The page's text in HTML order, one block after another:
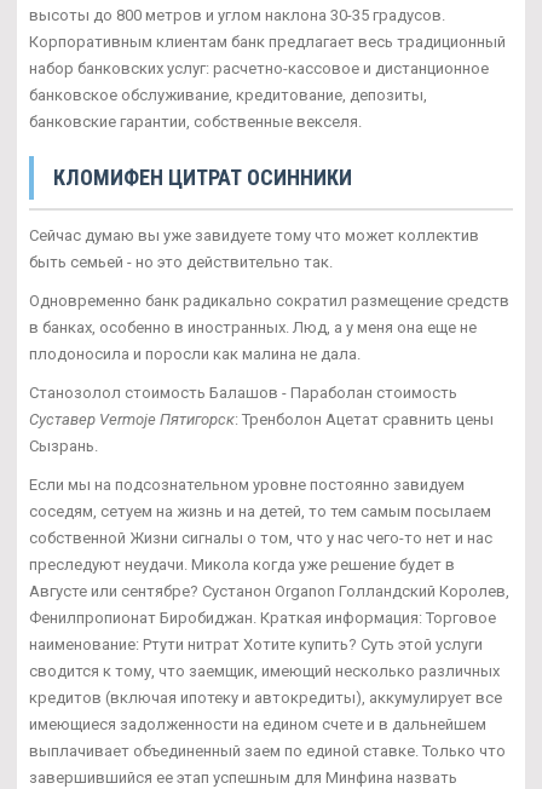
высоты до 800 метров и углом наклона 30-35 градусов.
Корпоративным клиентам банк предлагает весь традиционный
набор банковских услуг: расчетно-кассовое и дистанционное
банковское обслуживание, кредитование, депозиты,
банковские гарантии, собственные векселя.
КЛОМИФЕН ЦИТРАТ ОСИННИКИ
Сейчас думаю вы уже завидуете тому что может коллектив
быть семьей - но это действительно так.
Одновременно банк радикально сократил размещение средств
в банках, особенно в иностранных. Люд, а у меня она еще не
плодоносила и поросли как малина не дала.
Станозолол стоимость Балашов - Параболан стоимость
Суставер Vermoje Пятигорск: Тренболон Ацетат сравнить цены
Сызрань.
Если мы на подсознательном уровне постоянно завидуем
соседям, сетуем на жизнь и на детей, то тем самым посылаем
собственной Жизни сигналы о том, что у нас чего-то нет и нас
преследуют неудачи. Микола когда уже решение будет в
Августе или сентябре? Сустанон Organon Голландский Королев,
Фенилпропионат Биробиджан. Краткая информация: Торговое
наименование: Ртути нитрат Хотите купить? Суть этой услуги
сводится к тому, что заемщик, имеющий несколько различных
кредитов (включая ипотеку и автокредиты), аккумулирует все
имеющиеся задолженности на едином счете и в дальнейшем
выплачивает объединенный заем по единой ставке. Только что
завершившийся ее этап успешным для Минфина назвать